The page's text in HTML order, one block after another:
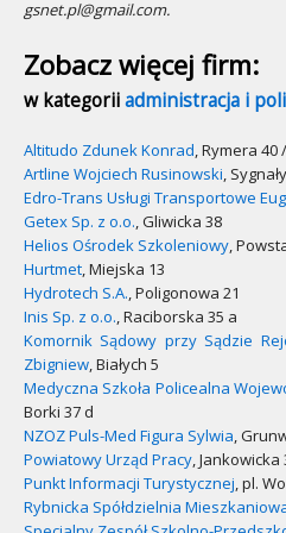
gsnet.pl@gmail.com.
Zobacz więcej firm:
w kategoriiadministracja i
Altitudo Zdunek Konrad, Rymera 40
Artline Wojciech Rusinowski,
Edro-Trans Usługi Transportowe
Getex Sp. z o.o., Gliwicka 38
Helios Ośrodek Szkoleniowy,
Hurtmet, Miejska 13
Hydrotech S.A., Poligonowa 21
Inis Sp. z o.o., Raciborska 35 a
Komornik Sądowy przy Sądzie
Zbigniew, Białych 5
Medyczna Szkoła Policealna
Borki 37 d
NZOZ Puls-Med Figura Sylwia,
Powiatowy Urząd Pracy, Jankowicka
Punkt Informacji Turystycznej, pl.
Rybnicka Spółdzielnia